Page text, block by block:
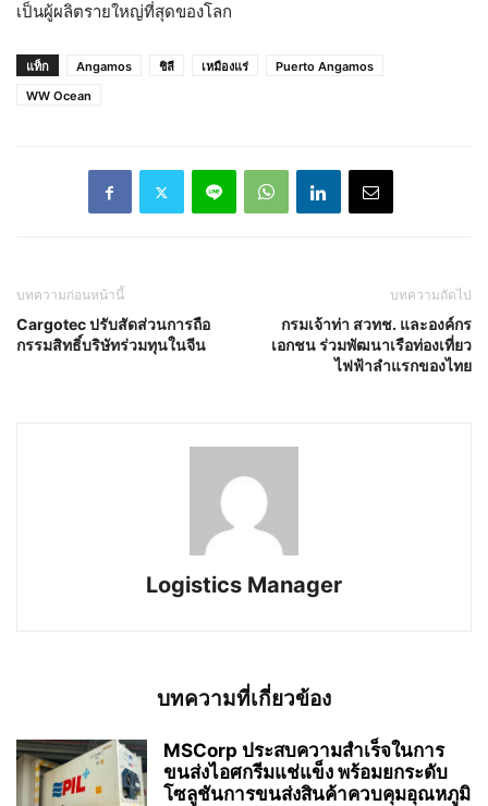
เป็นผู้ผลิตรายใหญ่ที่สุดของโลก
แท็ก Angamos ชิลี เหมืองแร่
Puerto Angamos
WW Ocean
บทความก่อนหน้านี้
Cargotec ปรับสัดส่วนการถือ
กรรมสิทธิ์บริษัทร่วมทุนในจีน
บทความถัดไป
กรมเจ้าท่า สวทช. และองค์กร
เอกชน ร่วมพัฒนาเรือท่องเที่ยว
ไฟฟ้าลำแรกของไทย
Logistics Manager
บทความที่เกี่ยวข้อง
MSCorp ประสบความสำเร็จในการ
ขนส่งไอศกรีมแช่แข็ง พร้อมยกระดับ
โซลูชันการขนส่งสินค้าควบคุมอุณหภูมิ